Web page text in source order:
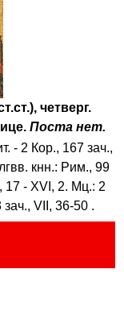
четверг.
Поста нет.
- 2 Кор., 167 зач.,
кнн.: Рим., 99
17 - XVI, 2. Мц.: 2
зач., VII, 36-50 .